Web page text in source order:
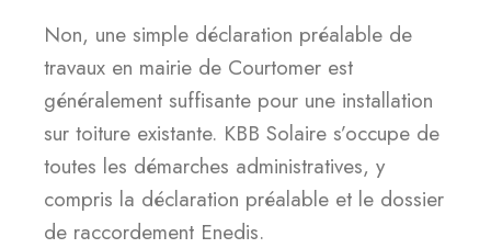
Non, une simple déclaration préalable de
travaux en mairie de Courtomer est
généralement suffisante pour une installation
sur toiture existante. KBB Solaire s’occupe de
toutes les démarches administratives, y
compris la déclaration préalable et le dossier
de raccordement Enedis.